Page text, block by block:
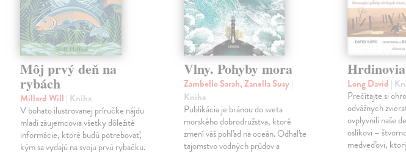
Môj prvý deň na
rybách
Millard Will | Kniha
V bohato ilustrovanej príručke nájdu
mladí záujemcovia všetky dôležité
informácie, ktoré budú potrebovať,
kým sa vydajú na svoju prvú rybačku.
Vlny. Pohyby mora
Zambello Sarah, Zanella Susy|
Kniha
Publikácia je bránou do sveta
morského dobrodružstva, ktoré
zmení váš pohľad na oceán. Odhaľte
tajomstvo vodných prúdov a
Hrdinovia
Long David |
Prečítajte si
odvážnych
ovplyvnili naše
oslíkovi –
medveďovi,